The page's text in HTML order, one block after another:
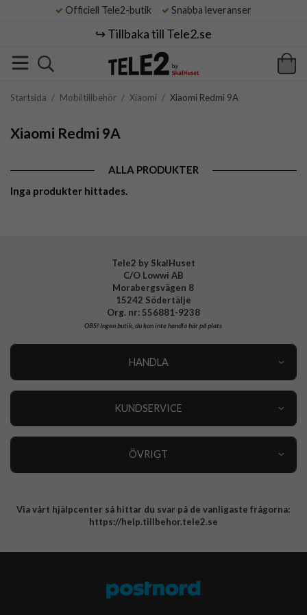
Officiell Tele2-butik Snabba leveranser
↪️ Tillbaka till Tele2.se
Startsida / Mobiltillbehör / Xiaomi / Xiaomi Redmi 9A
Xiaomi Redmi 9A
ALLA PRODUKTER
Inga produkter hittades.
Tele2 by SkalHuset
C/O Lowwi AB
Morabergsvägen 8
15242 Södertälje
Org. nr: 556881-9238
OBS!Ingen butik, du kan inte handla här på plats
HANDLA
KUNDSERVICE
ÖVRIGT
Integritetspolicy
Via vårt hjälpcenter så hittar du svar på de vanligaste frågorna:
https://help.tillbehor.tele2.se